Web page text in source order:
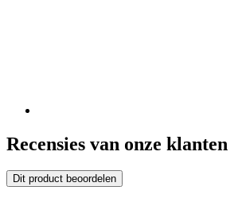
Recensies van onze klanten
Dit product beoordelen